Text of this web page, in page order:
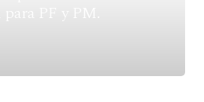
PF y PM.